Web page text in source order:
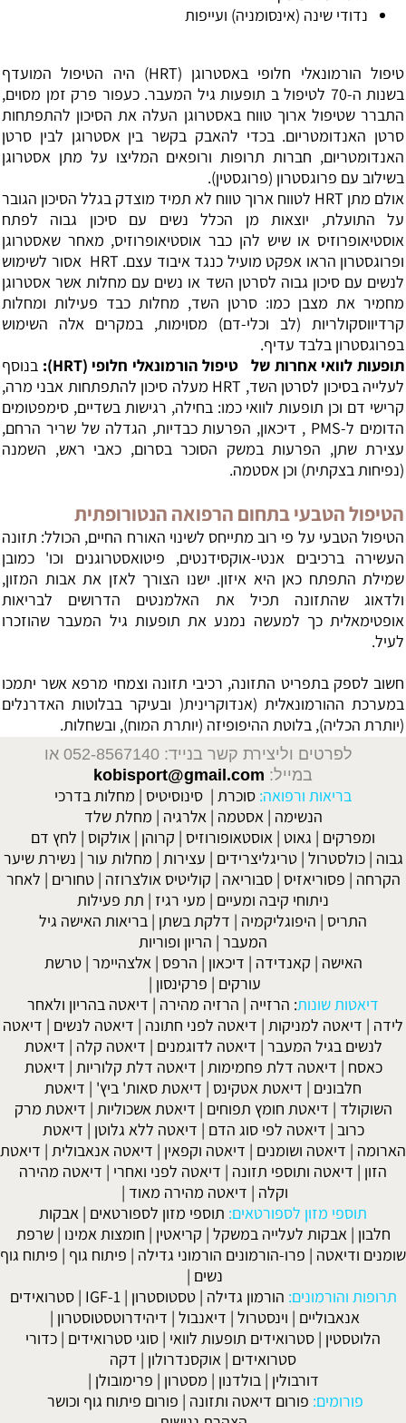
נדודי שינה (אינסומניה) ועייפות
טיפול הורמונאלי חלופי באסטרוגן (HRT) היה הטיפול המועדף
בשנות ה-70 לטיפול ב תופעות גיל המעבר. כעפור פרק זמן מסוים,
התברר שטיפול ארוך טווח באסטרוגן העלה את הסיכון להתפתחות
סרטן האנדומטריום. בכדי להאבק בקשר בין אסטרוגן לבין סרטן
האנדומטריום, חברות תרופות ורופאים המליצו על מתן אסטרוגן
בשילוב עם פרוגסטרון (פרוגסטין).
אולם מתן HRT לטווח ארוך טווח לא תמיד מוצדק בגלל הסיכון הגובר
על התועלת, יוצאות מן הכלל נשים עם סיכון גבוה לפתח
אוסטיאופרוזיס או שיש להן כבר אוסטיאופרוזיס, מאחר שאסטרוגן
ופרוגסטרון הראו אפקט מועיל כנגד איבוד עצם. HRT אסור לשימוש
לנשים עם סיכון גבוה לסרטן השד או נשים עם מחלות אשר אסטרוגן
מחמיר את מצבן כמו: סרטן השד, מחלות כבד פעילות ומחלות
קרדיווסקולריות (לב וכלי-דם) מסוימות, במקרים אלה השימוש
בפרוגסטרון בלבד עדיף.
תופעות לוואי אחרות של
טיפול הורמונאלי חלופי (HRT
): בנוסף
לעלייה בסיכון לסרטן השד, HRT מעלה סיכון להתפתחות אבני מרה,
קרישי דם וכן תופעות לוואי כמו: בחילה, רגישות בשדיים, סימפטומים
הדומים ל-PMS , דיכאון, הפרעות כבדיות, הגדלה של שריר הרחם,
עצירת שתן, הפרעות במשק הסוכר בסרום, כאבי ראש, השמנה
(נפיחות בצקתית) וכן אסטמה.
הטיפול הטבעי בתחום הרפואה הנטורופתית
הטיפול הטבעי על פי רוב מתייחס לשינוי האורח החיים, הכולל: תזונה
העשירה ברכיבים אנטי-אוקסידנטים, פיטואסטרוגנים וכו' כמובן
שמילת התפתח כאן היא איזון. ישנו הצורך לאזן את אבות המזון,
ולדאוג שהתזונה תכיל את האלמנטים הדרושים לבריאות
אופטימאלית כך למעשה נמנע את תופעות גיל המעבר שהוזכרו
לעיל.
חשוב לספק בתפריט התזונה, רכיבי תזונה וצמחי מרפא אשר יתמכו
במערכת ההורמונאלית (אנדוקרינית( ובעיקר בבלוטות האדרנלים
(יותרת הכליה), בלוטת ההיפופיזה (יותרת המוח), ובשחלות.
לפרטים וליצירת קשר בנייד: 052-8567140
או
במייל: kobisport@gmail.com
בריאות ורפואה: סוכרת | סינוסיטיס | מחלות בדרכי
הנשימה | אסטמה | אלרגיה | מחלת שלד
ומפרקים | גאוט | אוסטאופורוזיס | קרוהן | אולקוס | לחץ דם
גבוה |כולסטרול |טריגליצרידים | עצירות | מחלות עור | נשירת שיער
הקרחה | פסוריאזיס |סבוריאה | קוליטיס אולצרוזה |טחורים | לאחר
ניתוחי קיבה ומעיים | מעי רגיז | תת פעילות
התריס | היפוגליקמיה | דלקת בשתן | בריאות האישה גיל
המעבר | הריון ופוריות
האישה | קאנדידה | דיכאון | הרפס | אלצהיימר |טרשת
עורקים | פרקינסון |
דיאטות שונות: הרזייה | הרזיה מהירה | דיאטה בהריון ולאחר
לידה | דיאטה למניקות | דיאטה לפני חתונה | דיאטה לנשים | דיאטה
לנשים בגיל המעבר | דיאטה לדוגמנים | דיאטה קלה | דיאטת
כאסח | דיאטה דלת פחמימות | דיאטה דלת קלוריות | דיאטת
חלבונים | דיאטת אטקינס | דיאטת סאות' ביץ' | דיאטת
השוקולד | דיאטת חומץ תפוחים | דיאטת אשכוליות | דיאטת מרק
כרוב | דיאטה לפי סוג הדם | דיאטה ללא גלוטן | דיאטת
הארומה | דיאטה ושומנים | דיאטה וקפאין | דיאטה אנאבולית | דיאטת
הזון | דיאטה ותוספי תזונה | דיאטה לפני ואחרי | דיאטה מהירה
וקלה | דיאטה מהירה מאוד |
תוספי מזון לספורטאים: תוספי מזון לספורטאים | אבקות
חלבון | אבקות לעלייה במשקל | קריאטין | חומצות אמינו |שרפת
שומנים ודיאטה | פרו-הורמונים הורמוני גדילה | פיתוח גוף | פיתוח גוף
נשים |
תרופות והורמונים: הורמון גדילה |טסטוסטרון |
IGF-1
|סטרואידים
אנאבוליים | וינסטרול | דיאנבול | דיהידרוטסטוסטרון |
הלוטסטין | סטרואידים תופעות לוואי | סוגי סטרואידים | כדורי
סטרואידים | אוקסנדרולון | דקה
דורבולין | בולדנון | מסטרון | פרימובולן |
פורומים: פורום דיאטה ותזונה | פורום פיתוח גוף וכושר